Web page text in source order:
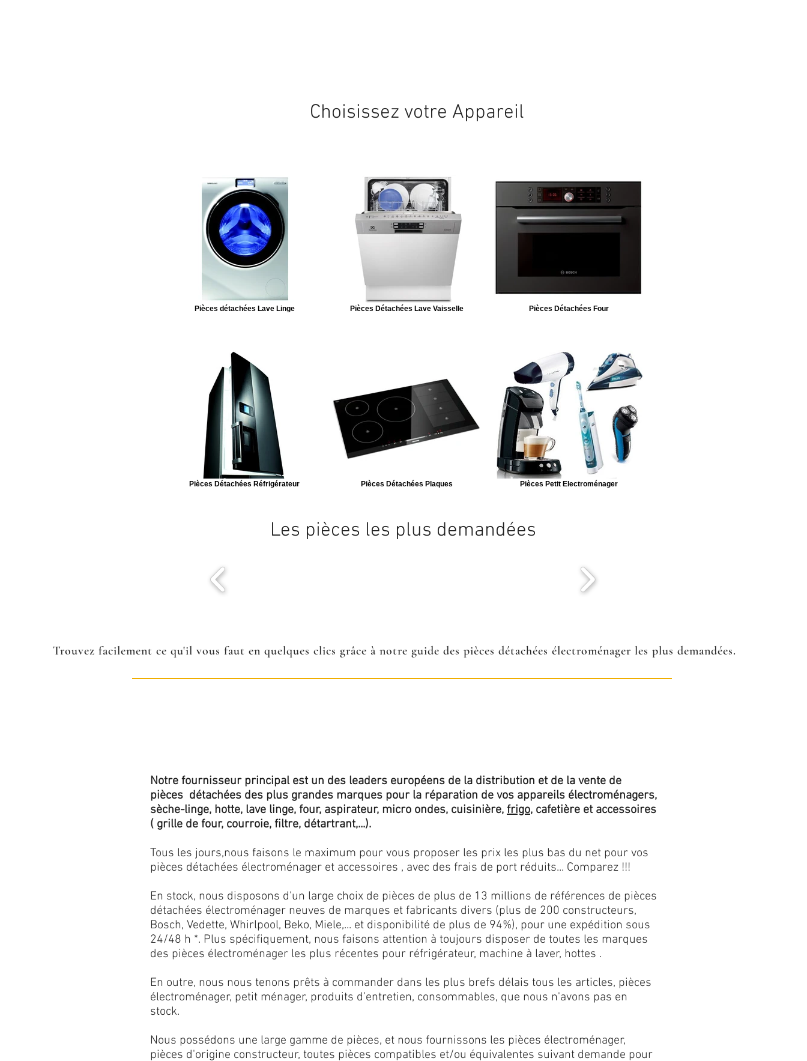
Choisissez votre Appareil
Pièces détachées Lave Linge Pièces Détachées Lave Vaisselle Pièces Détachées Four
Pièces Détachées Réfrigérateur Pièces Détachées Plaques Pièces Petit Electroménager
Les pièces les plus demandées
Trouvez facilement ce qu'il vous faut en quelques clics grâce à notre guide des pièces détachées électroménager les plus demandées.
Notre fournisseur principal est un des leaders européens de la distribution et de la vente de
pièces détachées des plus grandes marques pour la réparation de vos appareils électroménagers,
sèche-linge, hotte, lave linge, four, aspirateur, micro ondes, cuisinière, frigo, cafetière et accessoires
( grille de four, courroie, filtre, détartrant,...).
Tous les jours,nous faisons le maximum pour vous proposer les prix les plus bas du net pour vos
pièces détachées électroménager et accessoires , avec des frais de port réduits... Comparez !!!
En stock, nous disposons d'un large choix de pièces de plus de 13 millions de références de pièces
détachées électroménager neuves de marques et fabricants divers (plus de 200 constructeurs,
Bosch, Vedette, Whirlpool, Beko, Miele,... et disponibilité de plus de 94%), pour une expédition sous
24/48 h *. Plus spécifiquement, nous faisons attention à toujours disposer de toutes les marques
des pièces électroménager les plus récentes pour réfrigérateur, machine à laver, hottes .
En outre, nous nous tenons prêts à commander dans les plus brefs délais tous les articles, pièces
électroménager, petit ménager, produits d’entretien, consommables, que nous n'avons pas en
stock.
Nous possédons une large gamme de pièces, et nous fournissons les pièces électroménager,
pièces d'origine constructeur, toutes pièces compatibles et/ou équivalentes suivant demande pour